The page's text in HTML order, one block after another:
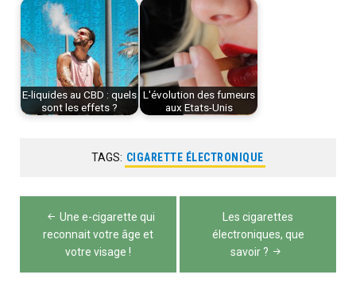
E-liquides au CBD : quels
sont les effets ?
L'évolution des fumeurs
aux Etats-Unis
TAGS: CIGARETTE ÉLECTRONIQUE
Navigation
de
l’article
Une e-cigarette qui
reconnait votre âge et
votre visage !
Les cigarettes
électroniques, que
savoir ?